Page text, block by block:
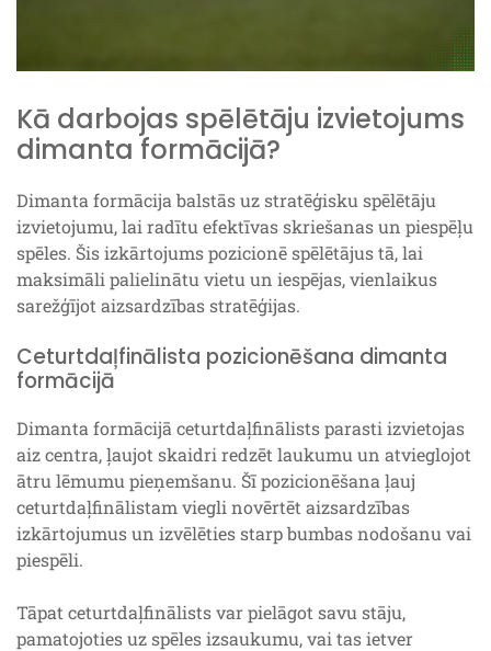
Kā darbojas spēlētāju izvietojums
dimanta formācijā?
Dimanta formācija balstās uz stratēģisku spēlētāju
izvietojumu, lai radītu efektīvas skriešanas un piespēļu
spēles. Šis izkārtojums pozicionē spēlētājus tā, lai
maksimāli palielinātu vietu un iespējas, vienlaikus
sarežģījot aizsardzības stratēģijas.
Ceturtdaļfinālista pozicionēšana dimanta
formācijā
Dimanta formācijā ceturtdaļfinālists parasti izvietojas
aiz centra, ļaujot skaidri redzēt laukumu un atvieglojot
ātru lēmumu pieņemšanu. Šī pozicionēšana ļauj
ceturtdaļfinālistam viegli novērtēt aizsardzības
izkārtojumus un izvēlēties starp bumbas nodošanu vai
piespēli.
Tāpat ceturtdaļfinālists var pielāgot savu stāju,
pamatojoties uz spēles izsaukumu, vai tas ietver